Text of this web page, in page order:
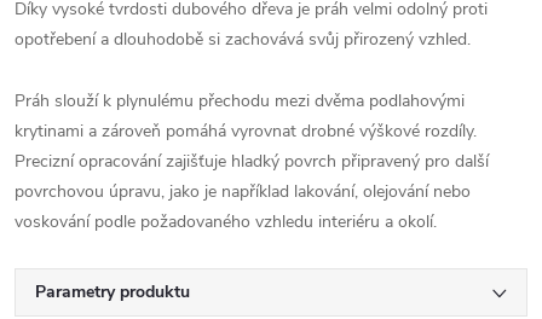
Díky vysoké tvrdosti dubového dřeva je práh velmi odolný proti
opotřebení a dlouhodobě si zachovává svůj přirozený vzhled.
Práh slouží k plynulému přechodu mezi dvěma podlahovými
krytinami a zároveň pomáhá vyrovnat drobné výškové rozdíly.
Precizní opracování zajišťuje hladký povrch připravený pro další
povrchovou úpravu, jako je například lakování, olejování nebo
voskování podle požadovaného vzhledu interiéru a okolí.
Parametry produktu